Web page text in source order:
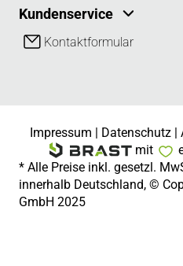
Kundenservice
Kontaktformular
Impressum | Datenschutz|
mit
* Alle Preise inkl. gesetzl.
innerhalb Deutschland, ©
GmbH 2025